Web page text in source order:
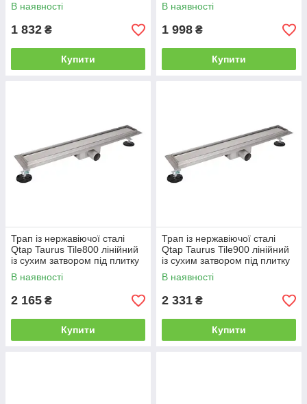
В наявності
1 832 ₴
Купити
В наявності
1 998 ₴
Купити
Трап із нержавіючої сталі
Qtap Taurus Tile800 лінійний
із сухим затвором під плитку
В наявності
2 165 ₴
Купити
Трап із нержавіючої сталі
Qtap Taurus Tile900 лінійний
із сухим затвором під плитку
В наявності
2 331 ₴
Купити